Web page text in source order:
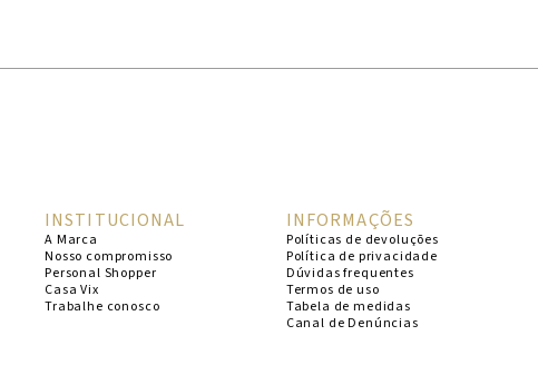
INSTITUCIONAL
A Marca
Nosso compromisso
Personal Shopper
Casa Vix
Trabalhe conosco
INFORMAÇÕES
Políticas de devoluções
Política de privacidade
Dúvidas frequentes
Termos de uso
Tabela de medidas
Canal de Denúncias